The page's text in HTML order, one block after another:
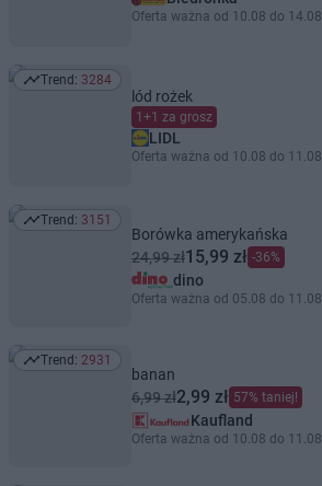
Oferta ważna od 10.08 do 14.08
Trend: 3284
Trend: 3284
lód rożek
1+1 za grosz
LIDL
Oferta ważna od 10.08 do 11.08
Trend: 3151
Trend: 3151
Borówka amerykańska
24,99 zł15,99 zł -36%
dino
Oferta ważna od 05.08 do 11.08
Trend: 2931
Trend: 2931
banan
6,99 zł2,99 zł 57% taniej!
Kaufland
Oferta ważna od 10.08 do 11.08